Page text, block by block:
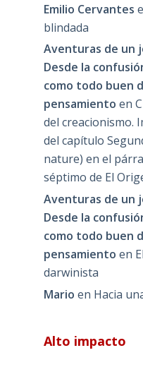
Emilio Cervantes
blindada
Aventuras de un
Desde la
como todo buen
pensamiento en
del creacionismo.
del capítulo
nature) en el
séptimo de El
Aventuras de un
Desde la
como todo buen
pensamiento en
darwinista
Mario en Hacia
Alto impacto